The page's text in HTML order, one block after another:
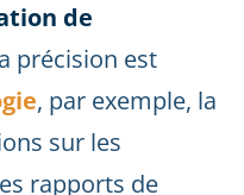
de
précision est
, par exemple, la
sur les
rapports de